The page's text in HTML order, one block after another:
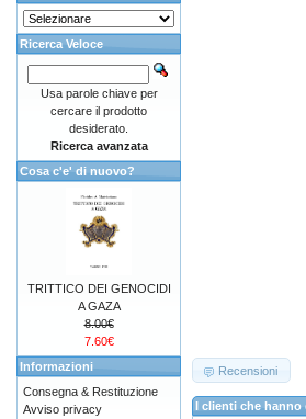
Recensioni
I clienti che
Ricerca Veloce
Usa parole chiave per
cercare il prodotto
desiderato.
Ricerca avanzata
Cosa c'e' di nuovo?
TRITTICO DEI GENOCIDI
A GAZA
8.00€
7.60€
Informazioni
Consegna & Restituzione
Avviso privacy